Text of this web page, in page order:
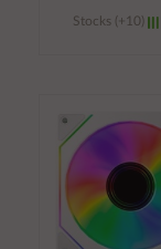
Stocks (+10)
carrito